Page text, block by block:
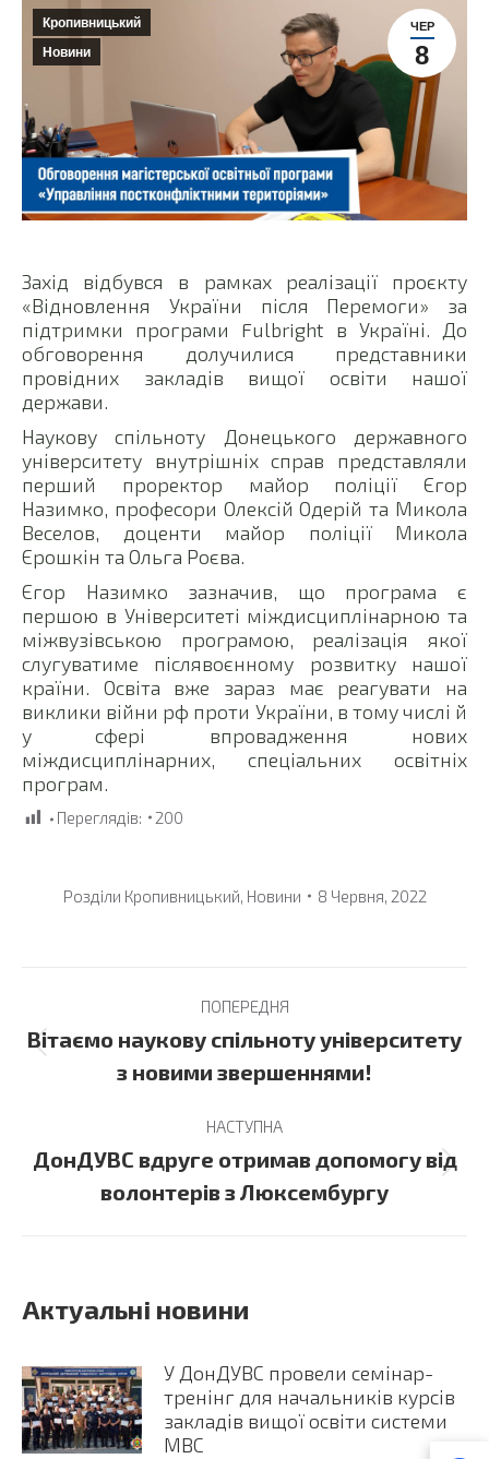
ЧЕР
8
Кропивницький
Новини
Захід відбувся в рамках реалізації проєкту
«Відновлення України після Перемоги» за
підтримки програми Fulbright в Україні. До
обговорення долучилися представники
провідних закладів вищої освіти нашої
держави.
Наукову спільноту Донецького державного
університету внутрішніх справ представляли
перший проректор майор поліції Єгор
Назимко, професори Олексій Одерій та Микола
Веселов, доценти майор поліції Микола
Єрошкін та Ольга Роєва.
Єгор Назимко зазначив, що програма є
першою в Університеті міждисциплінарною та
міжвузівською програмою, реалізація якої
слугуватиме післявоєнному розвитку нашої
країни. Освіта вже зараз має реагувати на
виклики війни рф проти України, в тому числі й
у сфері впровадження нових
міждисциплінарних, спеціальних освітніх
програм.
Переглядів: 200
Розділи Кропивницький, Новини 8 Червня, 2022
navigation
ПОПЕРЕДНЯ
Previous
post:
Вітаємо наукову спільноту університету
з новими звершеннями!
НАСТУПНА
Next
post:
ДонДУВС вдруге отримав допомогу від
волонтерів з Люксембургу
Актуальні новини
У ДонДУВС провели семінар-
тренінг для начальників курсів
закладів вищої освіти системи
МВС